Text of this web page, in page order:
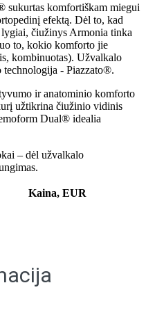
komfortiškam miegui
efektą. Dėl to, kad
čiužinys Armonia tinka
to, kokio komforto jie
kombinuotas). Užvalkalo
technologija - Piazzato®.
ir anatominio komforto
užtikrina čiužinio vidinis
Dual® idealia
– dėl užvalkalo
Kaina, EUR